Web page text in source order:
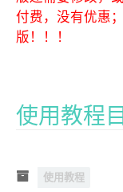
付费，没有优惠
版！！！
使用教程
使用教程